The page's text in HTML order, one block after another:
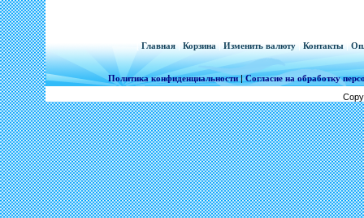
Главная| Корзина Изменить валюту Контакты
Политика конфиденциальности|Согласие на обработку